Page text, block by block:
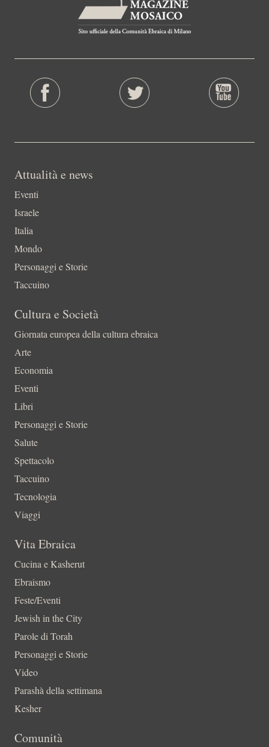
Attualità e news
Eventi
Israele
Italia
Mondo
Personaggi e Storie
Taccuino
Cultura e Società
Giornata europea della cultura ebraica
Arte
Economia
Eventi
Libri
Personaggi e Storie
Salute
Spettacolo
Taccuino
Tecnologia
Viaggi
Vita Ebraica
Cucina e Kasherut
Ebraismo
Feste/Eventi
Jewish in the City
Parole di Torah
Personaggi e Storie
Video
Parashà della settimana
Kesher
Comunità